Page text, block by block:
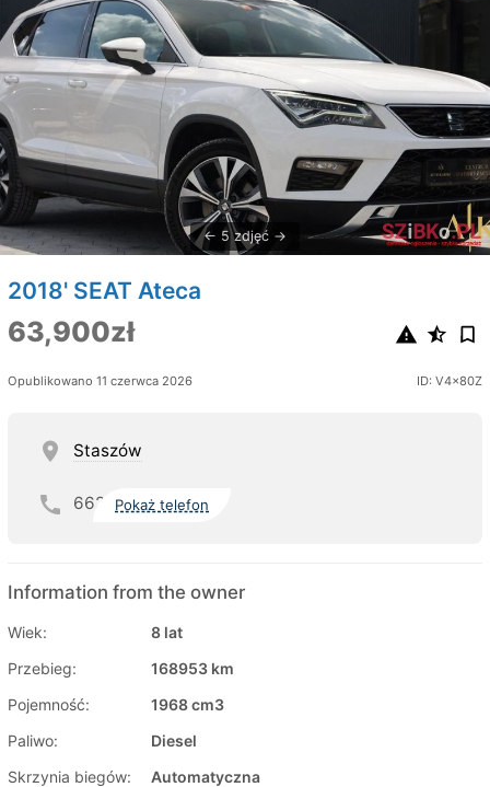
5 zdjęć
2018' SEAT Ateca
63,900zł
Opublikowano 11 czerwca 2026 ID: V4x80Z
Staszów
662 Pokaż telefon
Information from the owner
Wiek:
8 lat
Przebieg:
168953 km
Pojemność:
1968 cm3
Paliwo:
Diesel
Skrzynia biegów:
Automatyczna